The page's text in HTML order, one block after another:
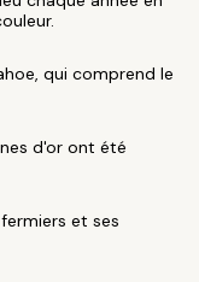
qui comprend le
d'or ont été
et ses